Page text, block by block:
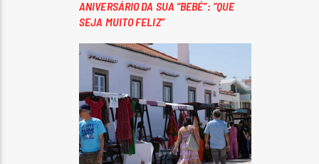
ANIVERSÁRIO DA SUA “BEBÉ”: “QUE
SEJA MUITO FELIZ”